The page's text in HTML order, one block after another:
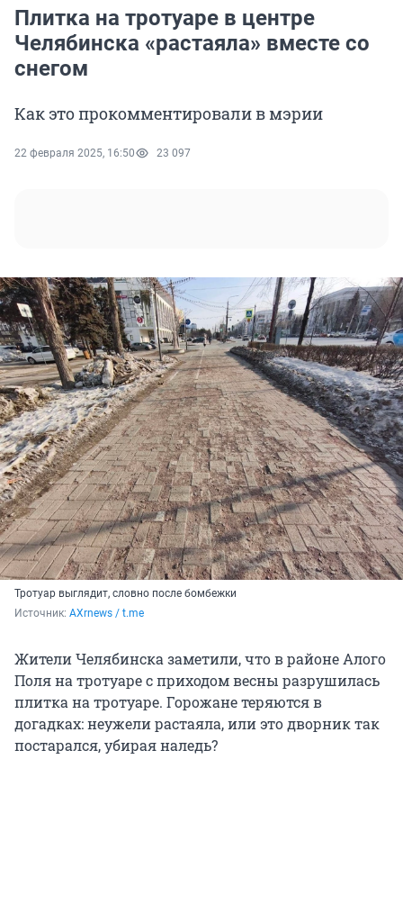
Плитка на тротуаре в центре
Челябинска «растаяла» вместе со
снегом
Как это прокомментировали в мэрии
22 февраля 2025, 16:50 23 097
Тротуар выглядит, словно после бомбежки
Источник: AXrnews / t.me
Жители Челябинска заметили, что в районе Алого
Поля на тротуаре с приходом весны разрушилась
плитка на тротуаре. Горожане теряются в
догадках: неужели растаяла, или это дворник так
постарался, убирая наледь?